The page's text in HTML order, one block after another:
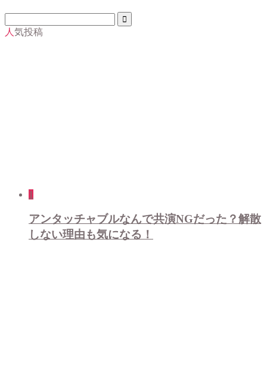
人気投稿
1
アンタッチャブルなんで共演NGだった？解散
しない理由も気になる！